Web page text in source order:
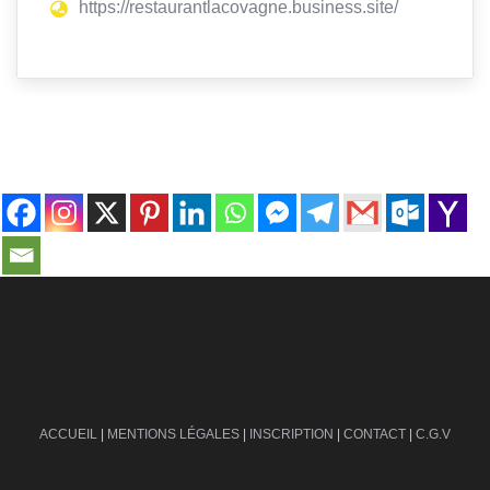
https://restaurantlacovagne.business.site/
ACCUEIL | MENTIONS LÉGALES | INSCRIPTION | CONTACT | C.G.V